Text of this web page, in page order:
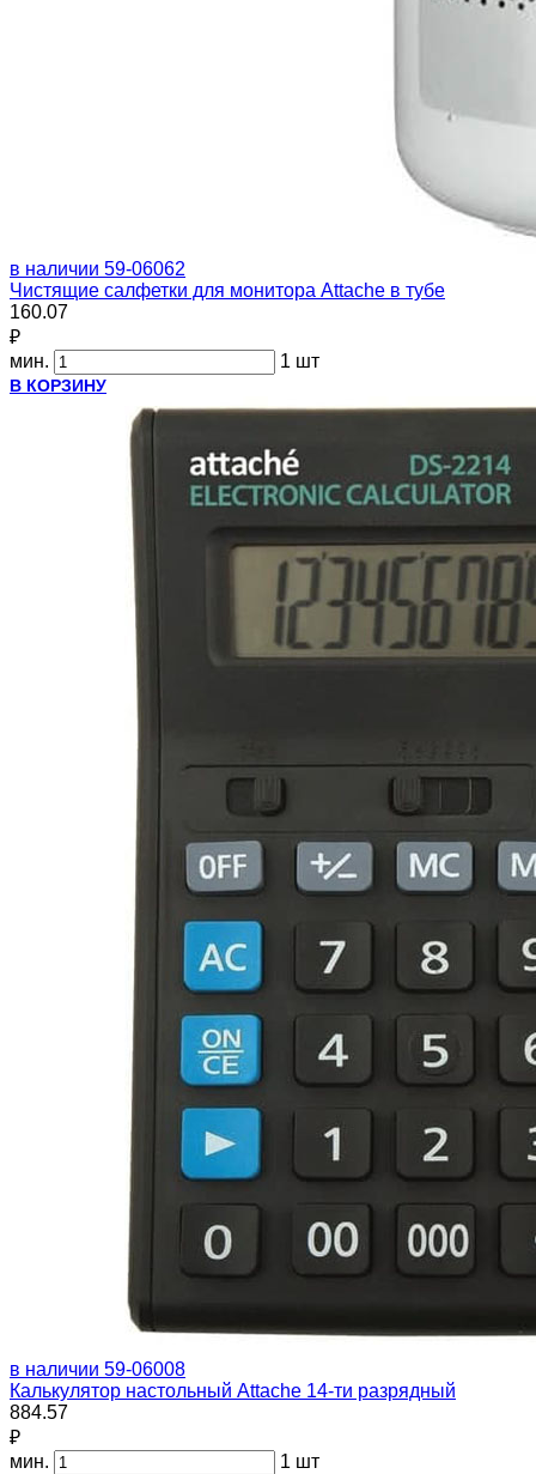
в наличии 59-06062
Чистящие салфетки для монитора Attache в тубе
160.07
₽
мин.
1 шт
В КОРЗИНУ
в наличии 59-06008
Калькулятор настольный Attache 14-ти разрядный
884.57
₽
мин.
1 шт